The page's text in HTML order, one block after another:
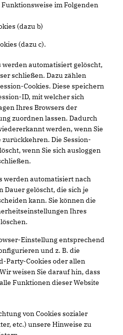
im Folgenden
(dazu b)
(dazu c).
werden automatisiert gelöscht,
schließen. Dazu zählen
Cookies. Diese speichern
ID, mit welcher sich
Ihres Browsers der
zuordnen lassen. Dadurch
werden, wenn Sie
Die Session-
wenn Sie sich ausloggen
werden automatisiert nach
Dauer gelöscht, die sich je
kann. Sie können die
Ihres
Einstellung entsprechend
und z. B. die
Party-Cookies oder allen
weisen Sie darauf hin, dass
Funktionen dieser Website
von Cookies sozialer
etc.) unsere Hinweise zu